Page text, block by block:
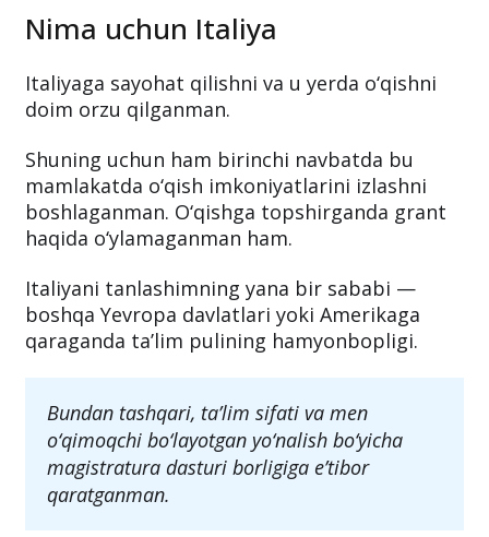
Nima uchun Italiya
Italiyaga sayohat qilishni va u yerda o‘qishni
doim orzu qilganman.
Shuning uchun ham birinchi navbatda bu
mamlakatda o‘qish imkoniyatlarini izlashni
boshlaganman. O‘qishga topshirganda grant
haqida o‘ylamaganman ham.
Italiyani tanlashimning yana bir sababi —
boshqa Yevropa davlatlari yoki Amerikaga
qaraganda ta’lim pulining hamyonbopligi.
Bundan tashqari, ta’lim sifati va men
o‘qimoqchi bo‘layotgan yo‘nalish bo‘yicha
magistratura dasturi borligiga e’tibor
qaratganman.